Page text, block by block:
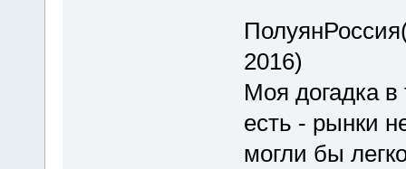
2016)
Моя догадка в
есть - рынки
могли бы